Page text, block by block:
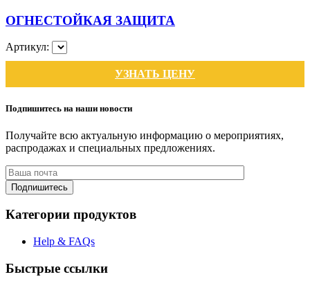
ОГНЕСТОЙКАЯ ЗАЩИТА
Артикул:
УЗНАТЬ ЦЕНУ
Подпишитесь на наши новости
Получайте всю актуальную информацию о мероприятиях,
распродажах и специальных предложениях.
Подпишитесь
Категории продуктов
Help & FAQs
Быстрые ссылки